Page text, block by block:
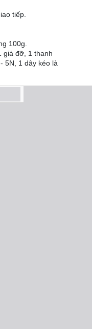
tiếp.
100g.
giá đỡ, 1 thanh
5N, 1 dây kéo là